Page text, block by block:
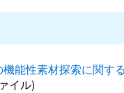
能性素材探索に関す
イル)